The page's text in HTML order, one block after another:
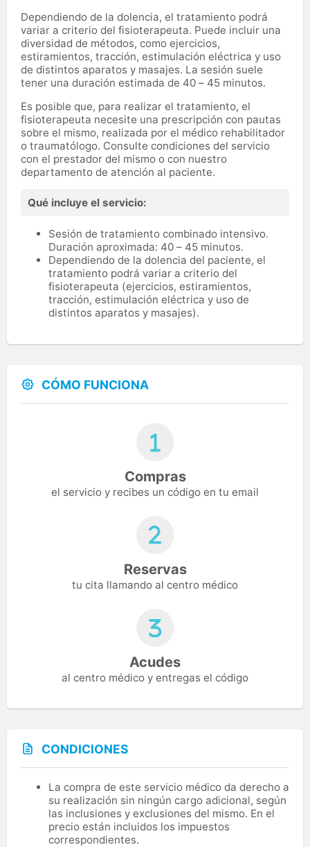
Dependiendo de la dolencia, el tratamiento podrá
variar a criterio del fisioterapeuta. Puede incluir una
diversidad de métodos, como ejercicios,
estiramientos, tracción, estimulación eléctrica y uso
de distintos aparatos y masajes. La sesión suele
tener una duración estimada de 40 – 45 minutos.
Es posible que, para realizar el tratamiento, el
fisioterapeuta necesite una prescripción con pautas
sobre el mismo, realizada por el médico rehabilitador
o traumatólogo. Consulte condiciones del servicio
con el prestador del mismo o con nuestro
departamento de atención al paciente.
Qué incluye el servicio:
Sesión de tratamiento combinado intensivo.
Duración aproximada: 40 – 45 minutos.
Dependiendo de la dolencia del paciente, el
tratamiento podrá variar a criterio del
fisioterapeuta (ejercicios, estiramientos,
tracción, estimulación eléctrica y uso de
distintos aparatos y masajes).
CÓMO FUNCIONA
Compras
el servicio y recibes un código en tu email
Reservas
tu cita llamando al centro médico
Acudes
al centro médico y entregas el código
CONDICIONES
La compra de este servicio médico da derecho a
su realización sin ningún cargo adicional, según
las inclusiones y exclusiones del mismo. En el
precio están incluidos los impuestos
correspondientes.